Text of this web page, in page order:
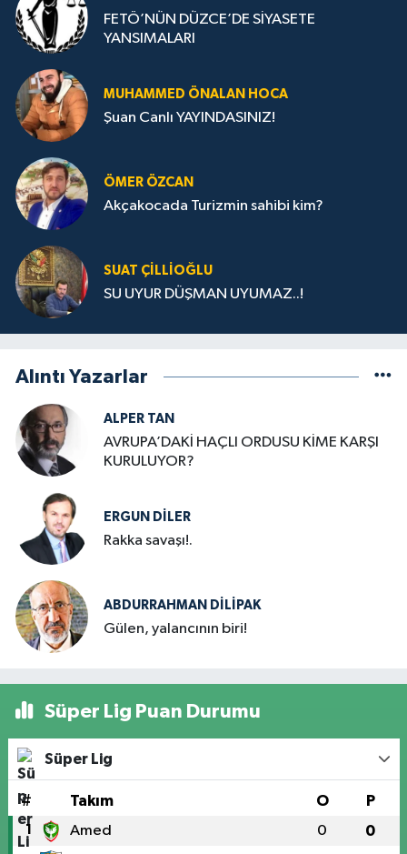
FETÖ’NÜN DÜZCE’DE SİYASETE
YANSIMALARI
MUHAMMED ÖNALAN HOCA
Şuan Canlı YAYINDASINIZ!
ÖMER ÖZCAN
Akçakocada Turizmin sahibi kim?
SUAT ÇİLLİOĞLU
SU UYUR DÜŞMAN UYUMAZ..!
Alıntı Yazarlar
ALPER TAN
AVRUPA’DAKİ HAÇLI ORDUSU KİME KARŞI
KURULUYOR?
ERGUN DILER
Rakka savaşı!.
ABDURRAHMAN DİLİPAK
Gülen, yalancının biri!
Süper Lig Puan Durumu
Süper Lig
# Takım O P
1 Amed 0 0